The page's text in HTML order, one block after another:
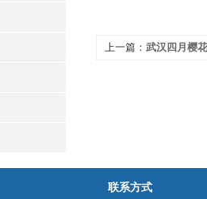
上一篇： 武汉四月樱
联系方式